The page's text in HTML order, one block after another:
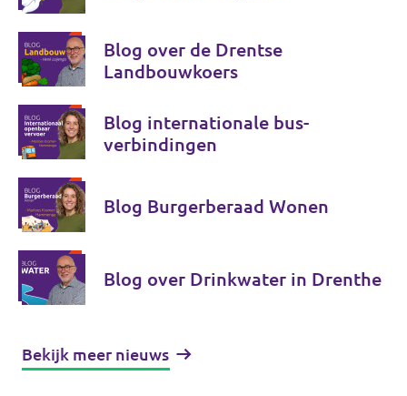
Blog over de Drentse
Landbouwkoers
Blog internationale bus-
verbindingen
Blog Burgerberaad Wonen
Blog over Drinkwater in Drenthe
Bekijk meer nieuws